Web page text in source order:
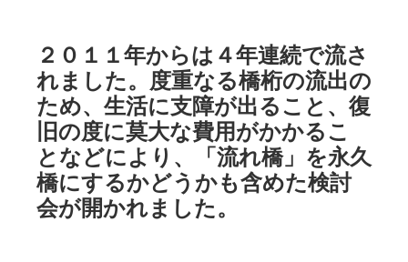
２０１１年からは４年連続で流さ
れました。度重なる橋桁の流出の
ため、生活に支障が出ること、復
旧の度に莫大な費用がかかるこ
となどにより、「流れ橋」を永久
橋にするかどうかも含めた検討
会が開かれました。